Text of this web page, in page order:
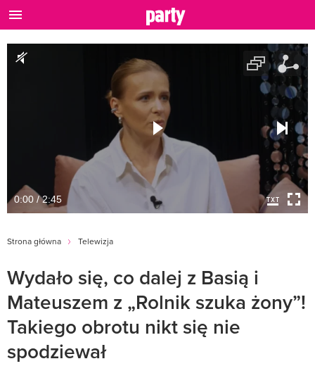
0:00 / 2:45
Strona główna Telewizja
Wydało się, co dalej z Basią i
Mateuszem z „Rolnik szuka żony”!
Takiego obrotu nikt się nie
spodziewał